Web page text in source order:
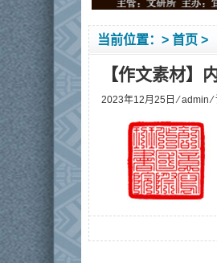
当前位置：> 首页 >
【作文素材】
2023年12月25日 ⁄admin⁄